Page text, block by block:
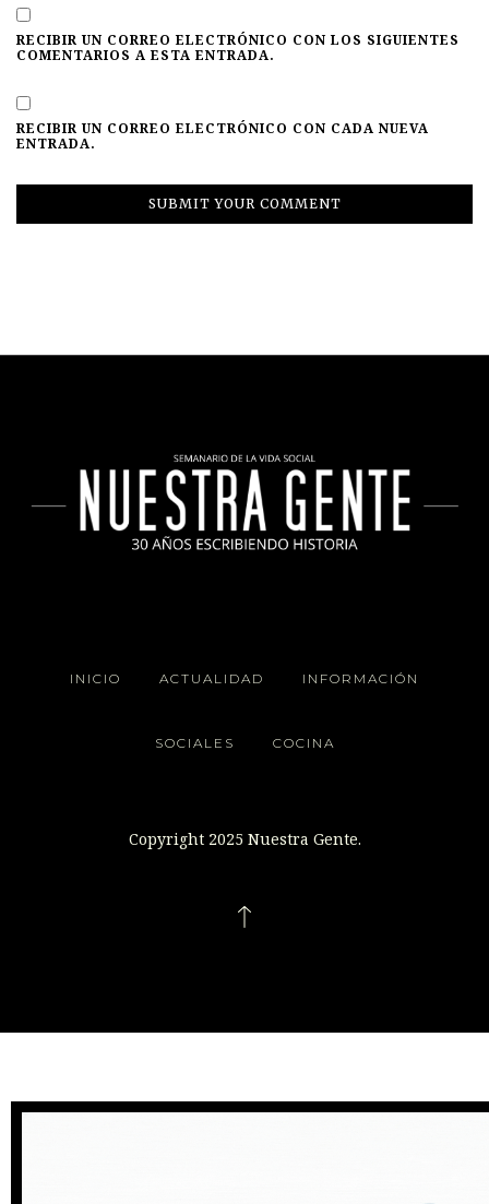
RECIBIR UN CORREO ELECTRÓNICO CON LOS SIGUIENTES
COMENTARIOS A ESTA ENTRADA.
RECIBIR UN CORREO ELECTRÓNICO CON CADA NUEVA
ENTRADA.
INICIO ACTUALIDAD INFORMACIÓN
SOCIALES COCINA
Copyright 2025 Nuestra Gente.